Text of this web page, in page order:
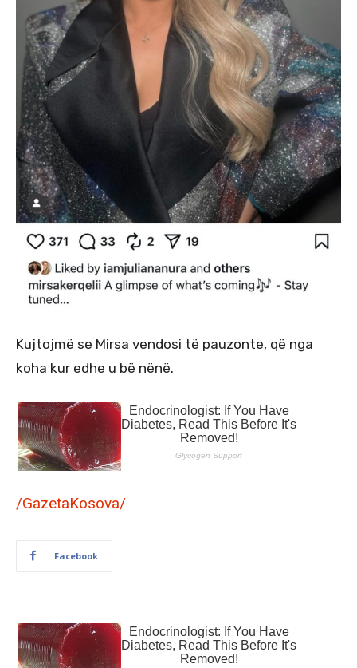
Kujtojmë se Mirsa vendosi të pauzonte, që nga
koha kur edhe u bë nënë.
/GazetaKosova/
Facebook